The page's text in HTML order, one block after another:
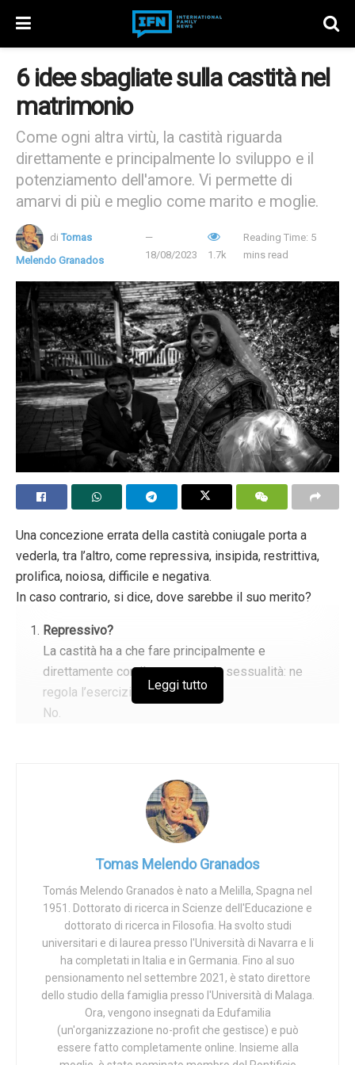
6 idee sbagliate sulla castità nel
matrimonio
Come ogni altra virtù, la castità riguarda
direttamente e principalmente lo sviluppo e il
potenziamento dell'amore. Vi permette di
amarvi di più e meglio come marito e moglie.
di Tomas
Melendo Granados
18/08/2023 1.7k
Reading Time: 5
mins read
Una concezione errata della castità coniugale porta a
vederla, tra l’altro, come repressiva, insipida, restrittiva,
prolifica, noiosa, difficile e negativa.
In caso contrario, si dice, dove sarebbe il suo merito?
Repressivo?
La castità ha a che fare principalmente e
direttamente con il sesso, con la sessualità: ne
regola l’esercizio, la reprime.
No.
E come ogni virtù, abilita, abilita e spinge (non solo
rende capaci, ma inclina e spinge) ad amare di più in
un determinato ambito, che in questo caso sono tutti
gli atti d’amore tra i coniugi: permette loro di amarsi
(E, di conseguenza, essendo coniugi migliori, si
trovano in una buona posizione per essere genitori
migliori – ed educatori dei loro figli, se è il caso).
Come qualsiasi altra virtù, la castità coniugale ha a
che fare direttamente e principalmente con l’amore: in
questo caso, con l’amore dei coniugi in quanto
coniugi.
Di cattivo gusto?
Leggi tutto
Tomas Melendo Granados
Tomás Melendo Granados è nato a Melilla, Spagna nel
1951. Dottorato di ricerca in Scienze dell'Educazione e
dottorato di ricerca in Filosofia. Ha svolto studi
universitari e di laurea presso l'Università di Navarra e li
ha completati in Italia e in Germania. Fino al suo
pensionamento nel settembre 2021, è stato direttore
dello studio della famiglia presso l'Università di Malaga.
Ora, vengono insegnati da Edufamilia
(un'organizzazione no-profit che gestisce) e può
essere fatto completamente online. Insieme alla